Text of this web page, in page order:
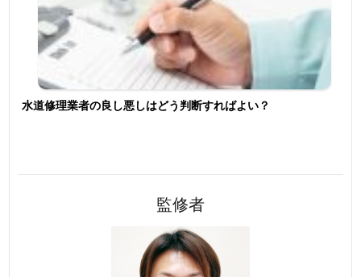
水道修理業者の良し悪しはどう判断すればよい？
監修者